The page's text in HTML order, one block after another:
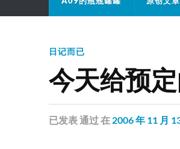
日记而已
今天给预
已发表通过在 2006 年 11 月